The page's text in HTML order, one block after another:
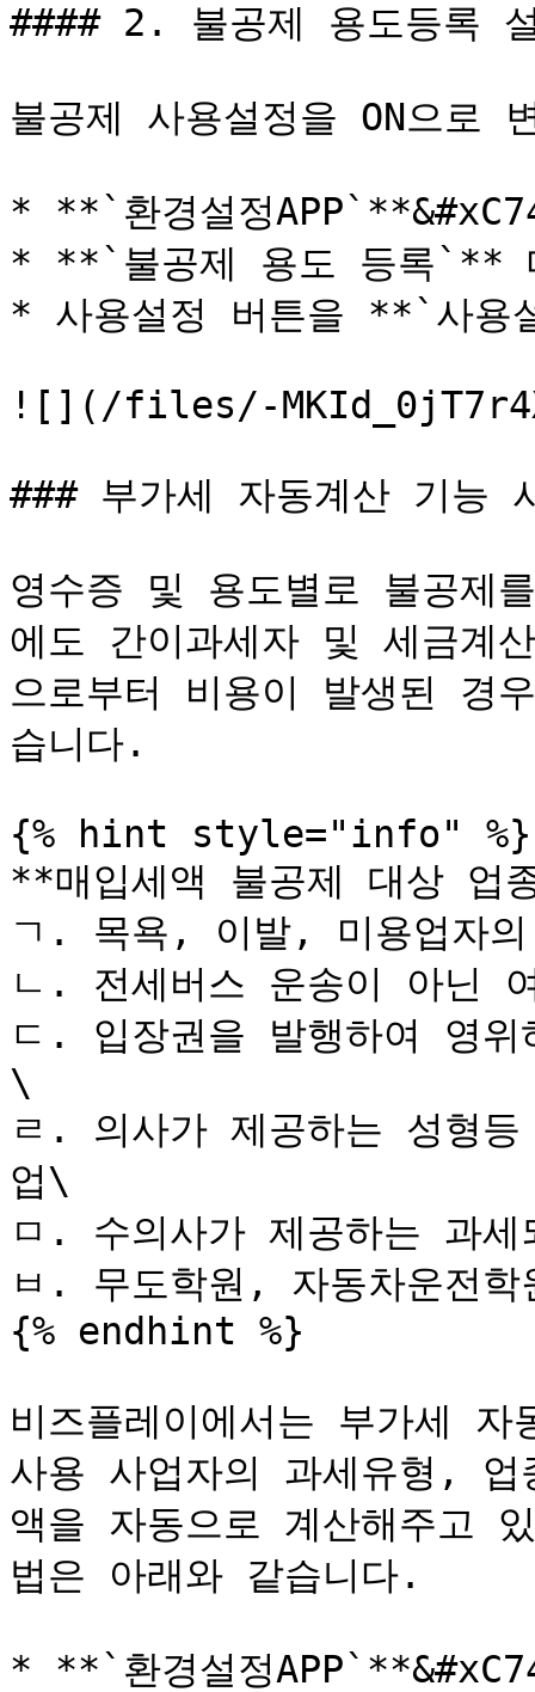
#### 2. 불공제 용도등록
불공제 사용설정을 ON으로
* **`환경설정
* **`불공제 용도 등록`**
* 사용설정 버튼을 **`사용
![](/files/-
### 부가세 자동계산 기능
영수증 및 용도별로 불공제
에도 간이과세자 및 세금계
으로부터 비용이 발생된 경
습니다.
{% hint style="info" %}
**매입세액 불공제 대상
ㄱ. 목욕, 이발, 미용업자
ㄴ. 전세버스 운송이 아닌
ㄷ. 입장권을 발행하여 영
\
ㄹ. 의사가 제공하는 성형
업\
ㅁ. 수의사가 제공하는 과
ㅂ. 무도학원, 자동차운전
{% endhint %}
비즈플레이에서는 부가세
사용 사업자의 과세유형,
액을 자동으로 계산해주고
법은 아래와 같습니다.
* **`환경설정